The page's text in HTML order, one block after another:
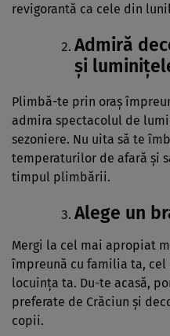
revigorantă ca cele din
Admiră
și
Plimbă-te prin oraș
admira spectacolul de
sezoniere. Nu uita să te
temperaturilor de afară și
timpul plimbării.
Alege un
Mergi la cel mai apropiat
împreună cu familia ta,
locuința ta. Du-te acasă,
preferate de Crăciun și
copii.